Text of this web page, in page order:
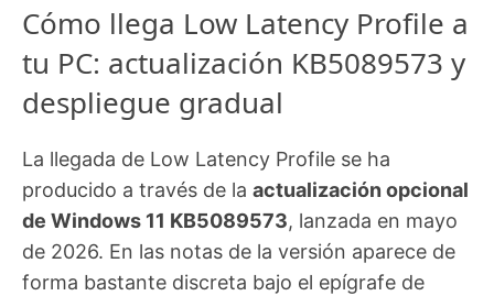
Cómo llega Low Latency Profile a
tu PC: actualización KB5089573 y
despliegue gradual
La llegada de Low Latency Profile se ha
producido a través de la actualización opcional
de Windows 11 KB5089573, lanzada en mayo
de 2026. En las notas de la versión aparece de
forma bastante discreta bajo el epígrafe de